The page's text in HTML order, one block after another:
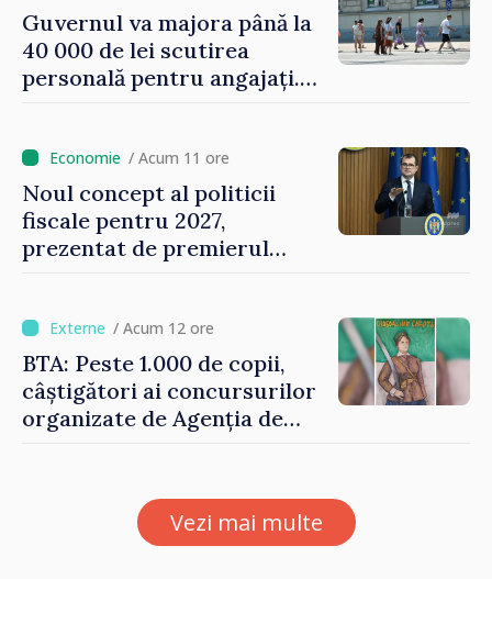
Guvernul va majora până la
40 000 de lei scutirea
personală pentru angajați.
oamenilor”/ Acum 11 ore
Noul concept al politicii
fiscale pentru 2027,
prezentat de premierul
investițiile, taxăm viciile și
echilibrăm taxarea
consumului”
/ Acum 12 ore
BTA: Peste 1.000 de copii,
câștigători ai concursurilor
organizate de Agenția de
Vezi mai multe